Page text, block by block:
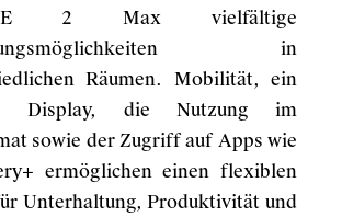
2 Max vielfältige
in
Räumen. Mobilität, ein
Display, die Nutzung im
sowie der Zugriff auf Apps wie
ermöglichen einen flexiblen
Unterhaltung, Produktivität und